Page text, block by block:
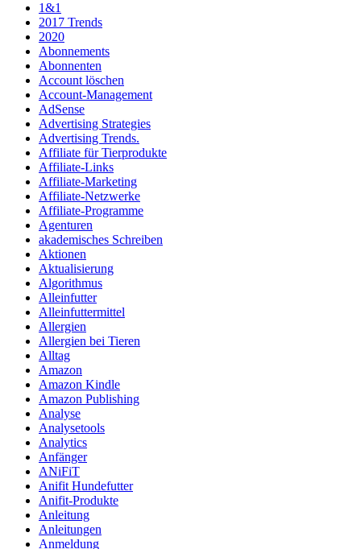
1&1
2017 Trends
2020
Abonnements
Abonnenten
Account löschen
Account-Management
AdSense
Advertising Strategies
Advertising Trends.
Affiliate für Tierprodukte
Affiliate-Links
Affiliate-Marketing
Affiliate-Netzwerke
Affiliate-Programme
Agenturen
akademisches Schreiben
Aktionen
Aktualisierung
Algorithmus
Alleinfutter
Alleinfuttermittel
Allergien
Allergien bei Tieren
Alltag
Amazon
Amazon Kindle
Amazon Publishing
Analyse
Analysetools
Analytics
Anfänger
ANiFiT
Anifit Hundefutter
Anifit-Produkte
Anleitung
Anleitungen
Anmeldung